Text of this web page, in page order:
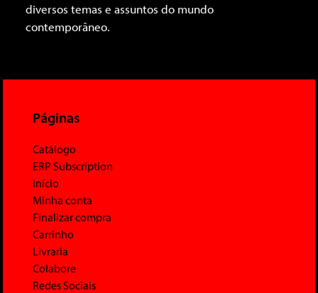
diversos temas e assuntos do mundo
contemporâneo.
Páginas
Catálogo
ERP Subscription
Início
Minha conta
Finalizar compra
Carrinho
Livraria
Colabore
Redes Sociais